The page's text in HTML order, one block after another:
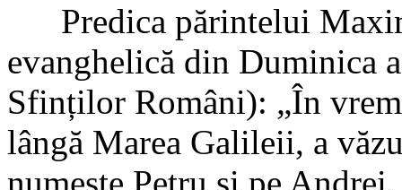
Predica părintelui
evanghelică din Duminica
Sfinților Români): „În
lângă Marea Galileii, a